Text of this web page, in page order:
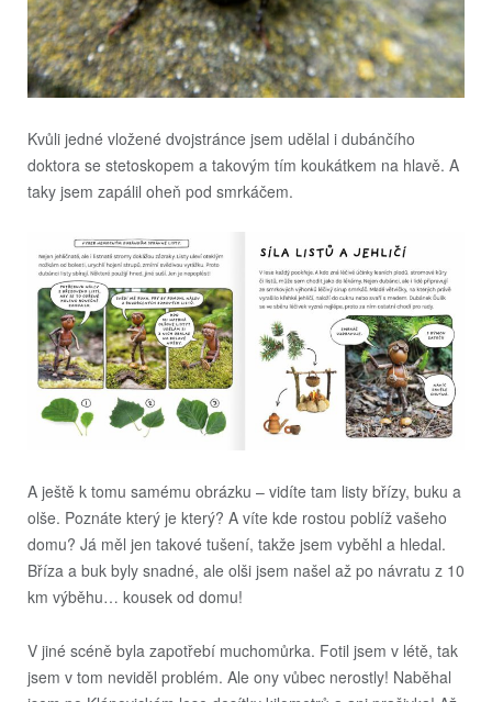
Kvůli jedné vložené dvojstránce jsem udělal i dubánčího
doktora se stetoskopem a takovým tím koukátkem na hlavě. A
taky jsem zapálil oheň pod smrkáčem.
A ještě k tomu samému obrázku – vidíte tam listy břízy, buku a
olše. Poznáte který je který? A víte kde rostou poblíž vašeho
domu? Já měl jen takové tušení, takže jsem vyběhl a hledal.
Bříza a buk byly snadné, ale olši jsem našel až po návratu z 10
km výběhu… kousek od domu!
V jiné scéně byla zapotřebí muchomůrka. Fotil jsem v létě, tak
jsem v tom neviděl problém. Ale ony vůbec nerostly! Naběhal